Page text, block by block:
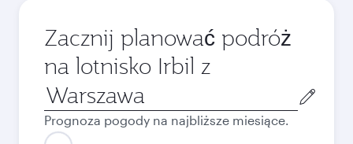
Zacznij planować podróż
na lotnisko Irbil z
Miasto
wylotu
Prognoza pogody na najbliższe miesiące.